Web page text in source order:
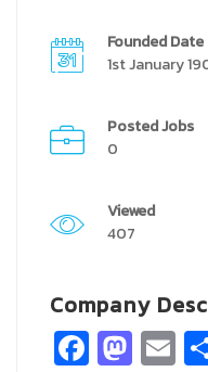
Founded Date
1st January
Posted Jobs
0
Viewed
407
Company